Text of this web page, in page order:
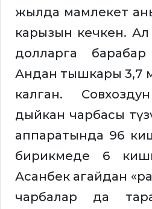
жылда мамлекет
карызын кечкен. Ал
долларга
Андан тышкары 3,7
калган.
дыйкан чарбасы
аппаратында 96
бирикмеде 6
Асанбек агайдан
чарбалар да